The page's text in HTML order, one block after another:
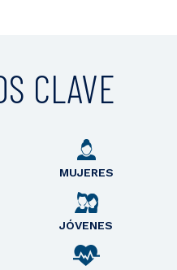
CLAVE
MUJERES
JÓVENES